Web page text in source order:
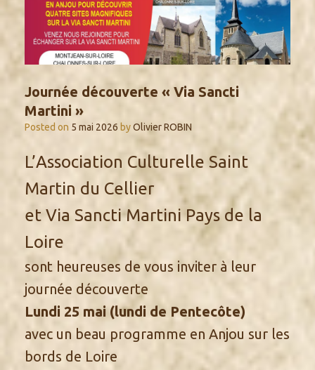
Journée découverte « Via Sancti
Martini »
Posted on 5 mai 2026 byOlivier ROBIN
L’Association Culturelle Saint
Martin du Cellier
et Via Sancti Martini Pays de la
Loire
sont heureuses de vous inviter à leur
journée découverte
Lundi 25 mai (lundi de Pentecôte)
avec un beau programme en Anjou sur les
bords de Loire